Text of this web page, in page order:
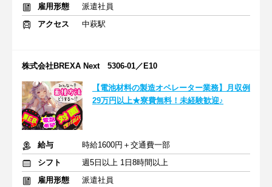
雇用形態
派遣社員
アクセス
中萩駅
株式会社BREXA Next 5306-01／E10
【電池材料の製造オペレーター業務】月収例
29万円以上★寮費無料！未経験歓迎♪
給与
時給1600円＋交通費一部
シフト
週5日以上 1日8時間以上
雇用形態
派遣社員